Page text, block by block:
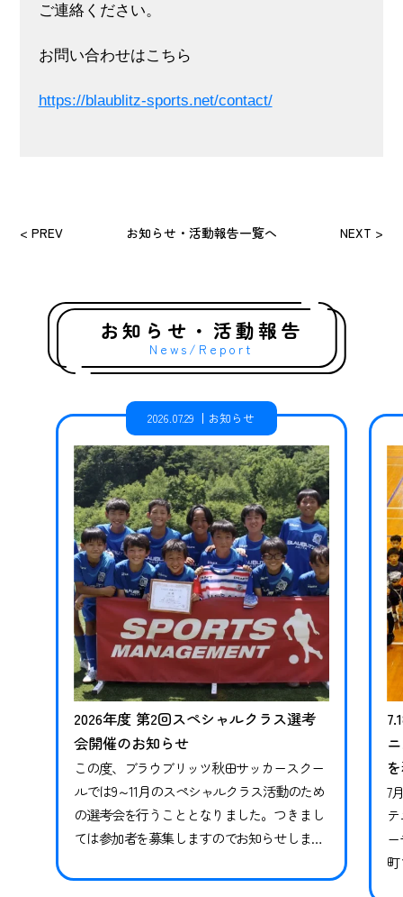
ご連絡ください。
お問い合わせはこちら
https://blaublitz-sports.net/contact/
< PREV お知らせ・活動報告一覧へ NEXT >
お知らせ・活動報告
News/Report
2026.07.29 お知らせ
2026年度 第2回スペシャルクラス選考
会開催のお知らせ
この度、ブラウブリッツ秋田サッカースクー
ルでは9～11月のスペシャルクラス活動のため
の選考会を行うこととなりました。つきまし
ては参加者を募集しますのでお知らせしま
継続ではありませんので、必ずお申し込みな
7